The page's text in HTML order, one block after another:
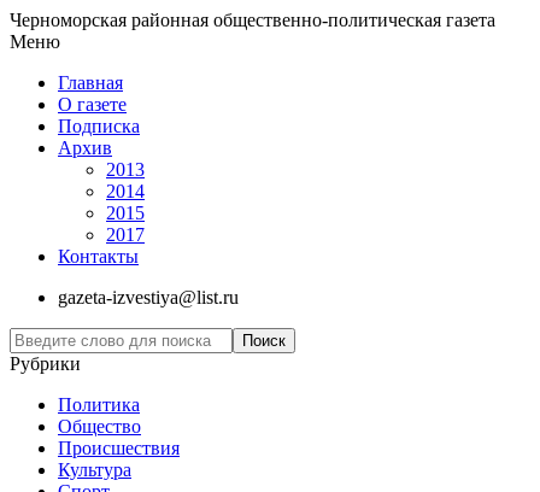
Черноморская районная общественно-политическая газета
Меню
Главная
О газете
Подписка
Архив
2013
2014
2015
2017
Контакты
gazeta-izvestiya@list.ru
Рубрики
Политика
Общество
Проиcшествия
Культура